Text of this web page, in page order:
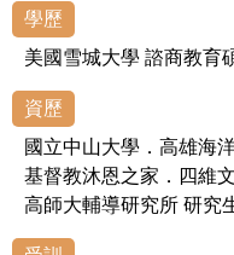
學歷
美國雪城大學 諮商教育
資歷
國立中山大學．高雄海
基督教沐恩之家．四維
高師大輔導研究所 研究